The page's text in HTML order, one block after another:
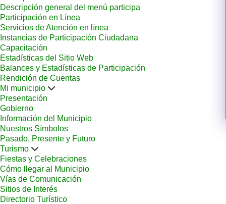
Descripción general del menú participa
Participación en Línea
Servicios de Atención en línea
Instancias de Participación Ciudadana
Capacitación
Estadísticas del Sitio Web
Balances y Estadísticas de Participación
Rendición de Cuentas
Mi municipio
Presentación
Gobierno
Información del Municipio
Nuestros Símbolos
Pasado, Presente y Futuro
Turismo
Fiestas y Celebraciones
Cómo llegar al Municipio
Vías de Comunicación
Sitios de Interés
Directorio Turístico